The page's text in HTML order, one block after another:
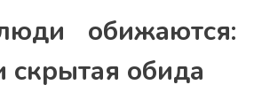
обижаются:
скрытая обида